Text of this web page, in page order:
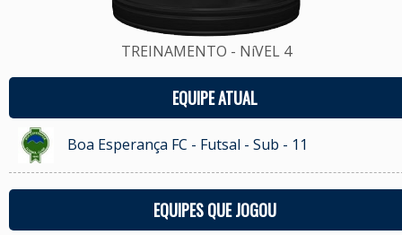
TREINAMENTO - NíVEL 4
EQUIPE ATUAL
Boa Esperança FC - Futsal - Sub - 11
EQUIPES QUE JOGOU